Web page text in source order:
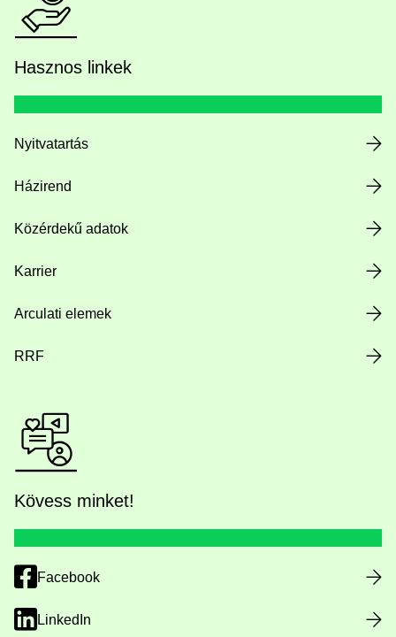
Hasznos linkek
Nyitvatartás
Házirend
Közérdekű adatok
Karrier
Arculati elemek
RRF
Kövess minket!
Facebook
LinkedIn